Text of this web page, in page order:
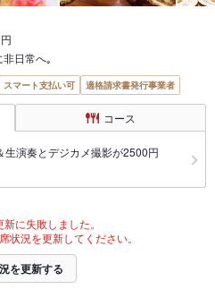
日常へ｡
スマート支払い可 適格請求書発行事業者
コース
生演奏とデジカメ撮影が2500円
に失敗しました。
状況を更新してください。
を更新する